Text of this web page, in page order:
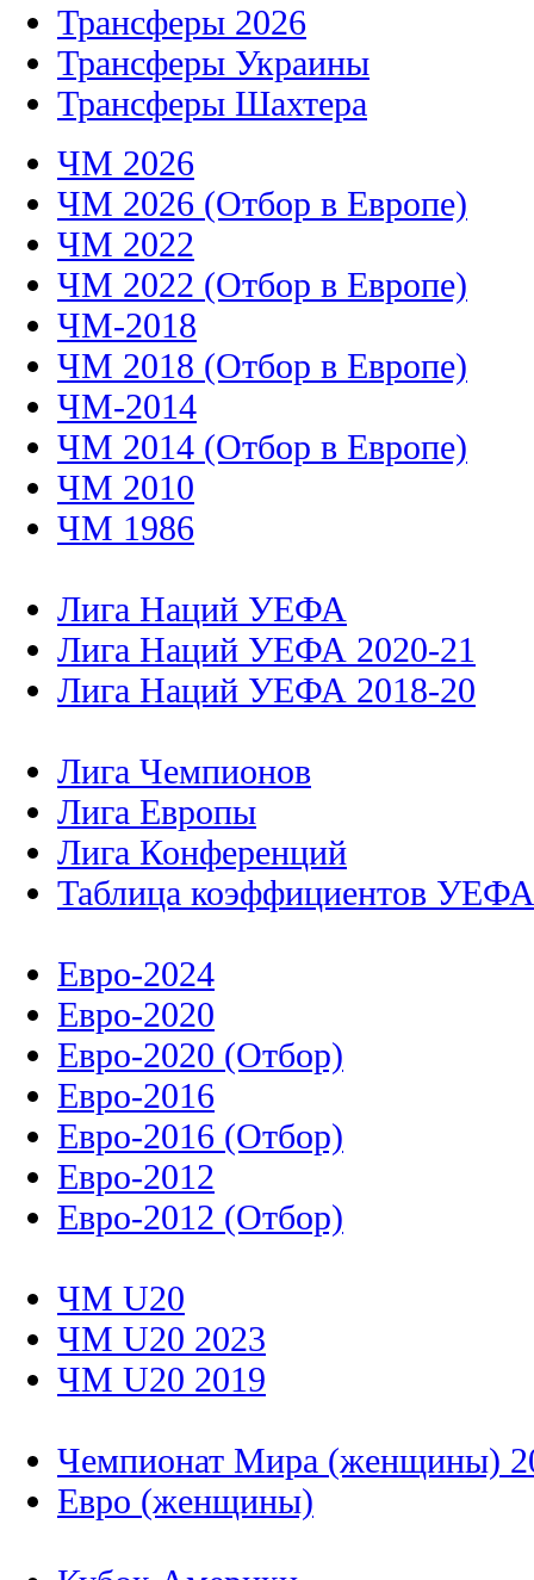
Трансферы 2026
Трансферы Украины
Трансферы Шахтера
ЧМ 2026
ЧМ 2026 (Отбор в Европе)
ЧМ 2022
ЧМ 2022 (Отбор в Европе)
ЧМ-2018
ЧМ 2018 (Отбор в Европе)
ЧМ-2014
ЧМ 2014 (Отбор в Европе)
ЧМ 2010
ЧМ 1986
Лига Наций УЕФА
Лига Наций УЕФА 2020-21
Лига Наций УЕФА 2018-20
Лига Чемпионов
Лига Европы
Лига Конференций
Таблица коэффициентов УЕФА
Евро-2024
Евро-2020
Евро-2020 (Отбор)
Евро-2016
Евро-2016 (Отбор)
Евро-2012
Евро-2012 (Отбор)
ЧМ U20
ЧМ U20 2023
ЧМ U20 2019
Чемпионат Мира (женщины)
Евро (женщины)